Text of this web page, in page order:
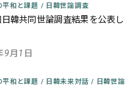
平和と課題 / 日韓世論調査
韓共同世論調査結果を公表し
9月1日
平和と課題 / 日韓未来対話/ 日韓世論